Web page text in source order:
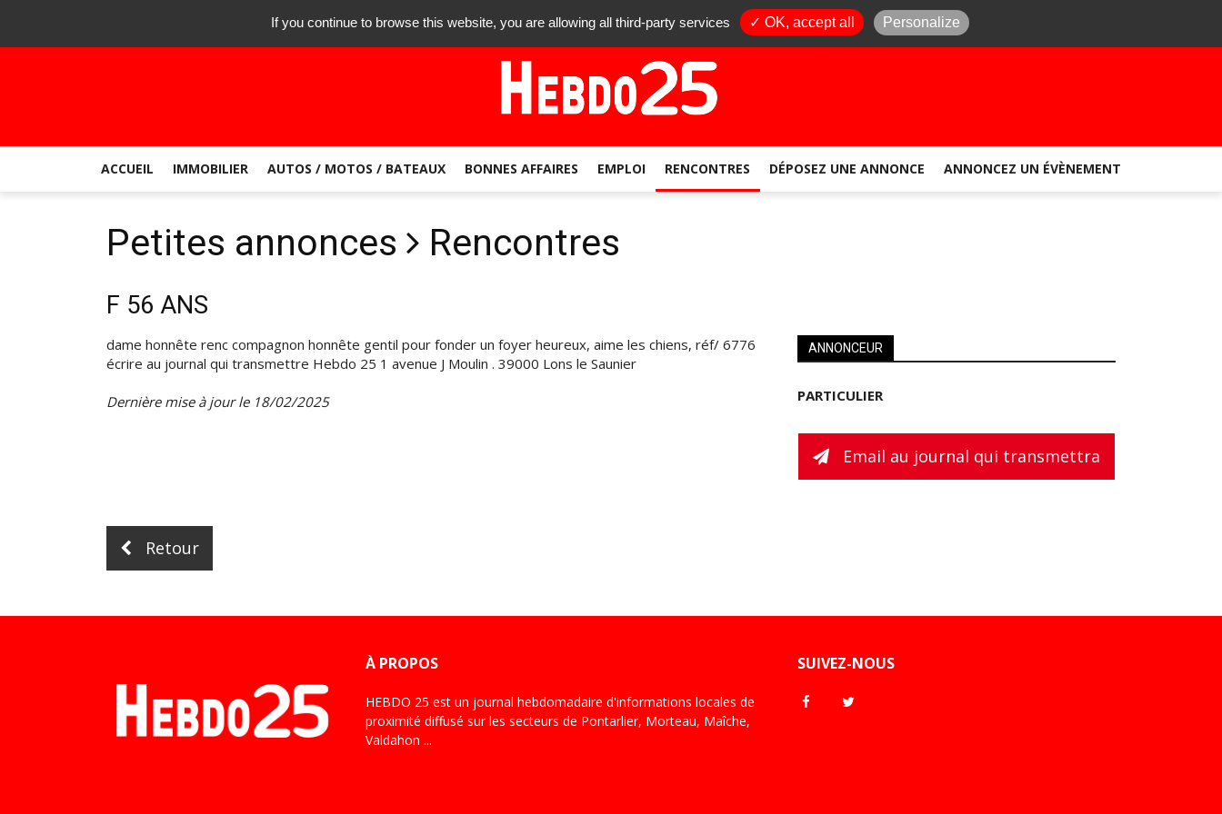
Contactez-nous 03 45 165 125
ACCUEIL IMMOBILIER AUTOS / MOTOS / BATEAUX BONNES AFFAIRES EMPLOI RENCONTRES DÉPOSEZ UNE ANNONCE ANNONCEZ UN ÉVÈNEMENT
Petites annonces Rencontres
F 56 ANS
dame honnête renc compagnon honnête gentil pour fonder un foyer heureux, aime les chiens, réf/ 6776
écrire au journal qui transmettre Hebdo 25 1 avenue J Moulin . 39000 Lons le Saunier
Dernière mise à jour le 18/02/2025
ANNONCEUR
PARTICULIER
Email au journal qui transmettra
Retour
À PROPOS
HEBDO 25 est un journal hebdomadaire d'informations locales de
proximité diffusé sur les secteurs de Pontarlier, Morteau, Maîche,
Valdahon ...
SUIVEZ-NOUS
If you continue to browse this website, you are allowing all third-party services ✓ OK, accept all Personalize